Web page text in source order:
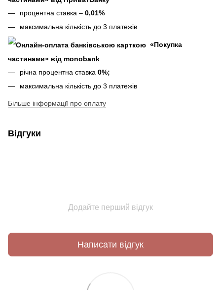
процентна ставка – 0,01%
максимальна кількість до 3 платежів
«Покупка
частинами» від monobank
річна процентна ставка 0%;
максимальна кількість до 3 платежів
Більше інформації про оплату
Відгуки
Додайте перший відгук
Написати відгук